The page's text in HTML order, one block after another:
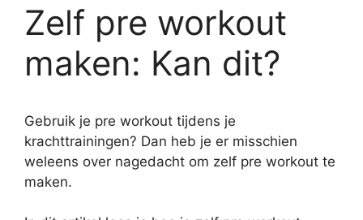
Zelf pre workout
maken: Kan dit?
Gebruik je pre workout tijdens je
krachttrainingen? Dan heb je er misschien
weleens over nagedacht om zelf pre workout te
maken.